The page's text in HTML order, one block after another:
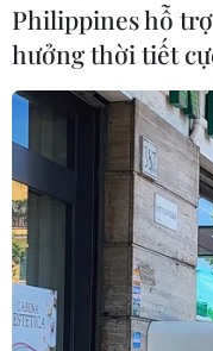
Từ hạt nhân đến eo
lược mới của Iran
06/08/2026 04:36
Philippines hỗ
hưởng thời tiết